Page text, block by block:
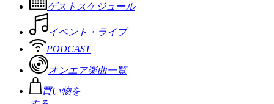
ゲストスケジュール
イベント・ライブ
PODCAST
オンエア楽曲一覧
買い物を